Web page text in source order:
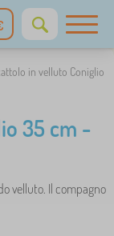
in velluto Coniglio
35 cm -
velluto. Il compagno